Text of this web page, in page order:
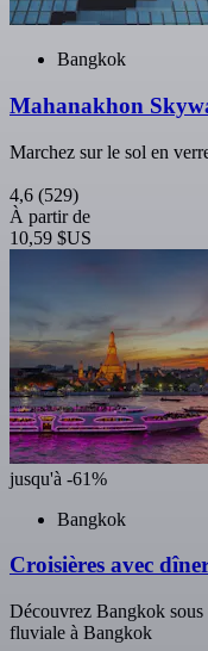
Bangkok
Mahanakhon
Marchez sur le sol en
4,6 (529)
À partir de
10,59 $US
jusqu'à -61%
Bangkok
Croisières avec
Découvrez Bangkok sous
fluviale à Bangkok